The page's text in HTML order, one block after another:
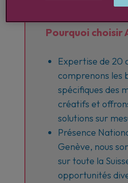
Pourquoi choisir
Expertise de 20
comprenons les
spécifiques des
créatifs et
solutions sur
Présence
Genève, nous
sur toute la
opportunités